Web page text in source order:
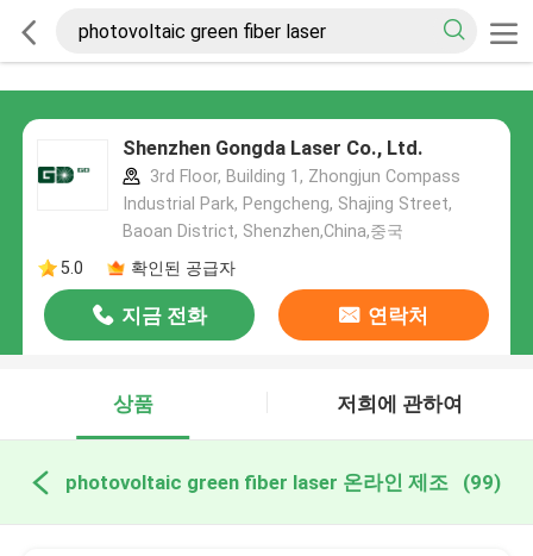
Shenzhen Gongda Laser Co., Ltd.
3rd Floor, Building 1, Zhongjun Compass
Industrial Park, Pengcheng, Shajing Street,
Baoan District, Shenzhen,China,중국
5.0
확인된 공급자
지금 전화 연락처
상품 저희에 관하여
photovoltaic green fiber laser 온라인 제조 (99)